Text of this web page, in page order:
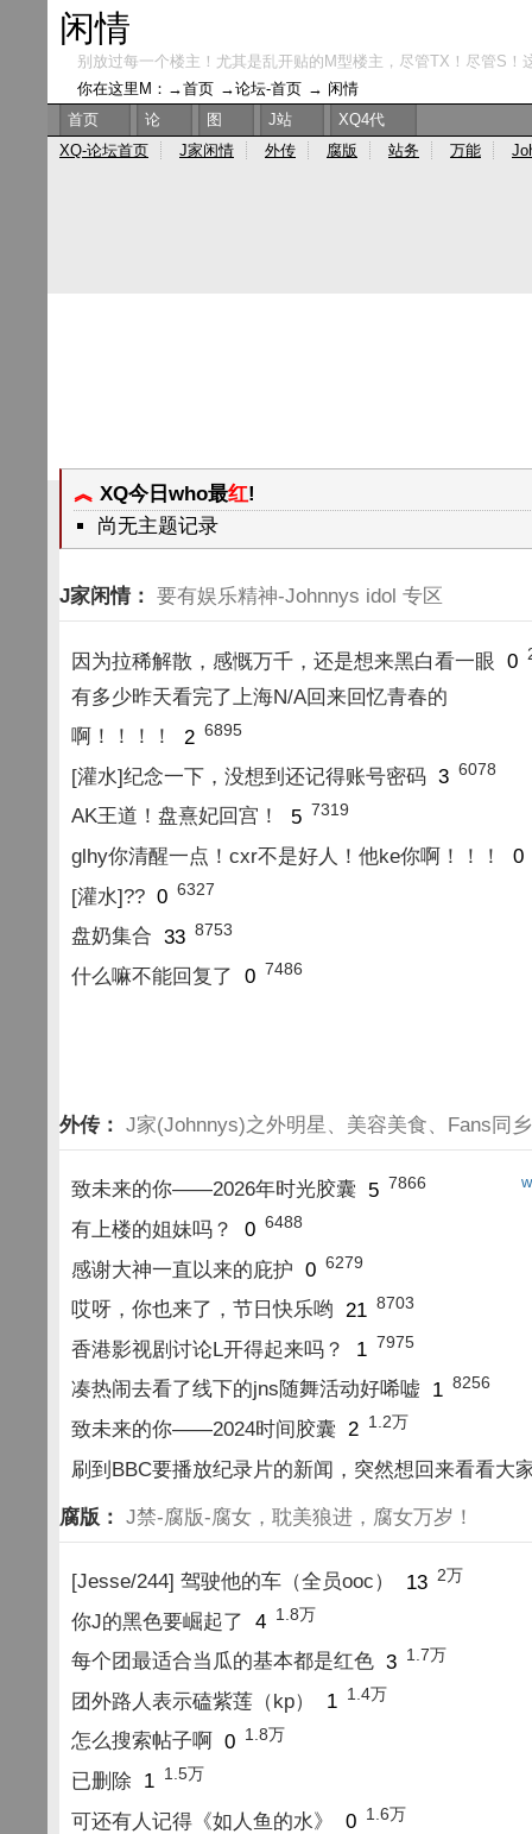
︽ XQ今日who最红!
尚无主题记录
J家闲情： 要有娱乐精神-Johnnys idol 专区
因为拉稀解散，感慨万千，还是想来黑白看一眼 0
有多少昨天看完了上海N/A回来回忆青春的
啊！！！！
2 6895
[灌水]纪念一下，没想到还记得账号密码 3 6078
AK王道！盘熹妃回宫！ 5 7319
glhy你清醒一点！cxr不是好人！他ke你啊！！！
0
[灌水]?? 0 6327
盘奶集合 33 8753
什么嘛不能回复了 0 7486
外传： J家(Johnnys)之外明星、美容美食、Fans
致未来的你——2026年时光胶囊 5 7866
有上楼的姐妹吗？ 0 6488
感谢大神一直以来的庇护 0 6279
哎呀，你也来了，节日快乐哟 21 8703
香港影视剧讨论L开得起来吗？ 1 7975
凑热闹去看了线下的jns随舞活动好唏嘘 1 8256
致未来的你——2024时间胶囊 2 1.2万
刷到BBC要播放纪录片的新闻，突然想回来看看大
腐版： J禁-腐版-腐女，耽美狼进，腐女万岁！
[Jesse/244] 驾驶他的车（全员ooc） 13 2万
你J的黑色要崛起了 4 1.8万
每个团最适合当瓜的基本都是红色 3 1.7万
团外路人表示磕紫莲（kp） 1 1.4万
怎么搜索帖子啊 0 1.8万
已删除 1 1.5万
可还有人记得《如人鱼的水》 0 1.6万
闲情
别放过每一个楼主！尤其是乱开贴的M型楼主，尽管TX！尽管S
你在这里M：→首页 →论坛-首页 → 闲情
首页
论 图 J站
XQ4代
XQ-论坛首页
J家闲情 外传 腐版 站务 万能